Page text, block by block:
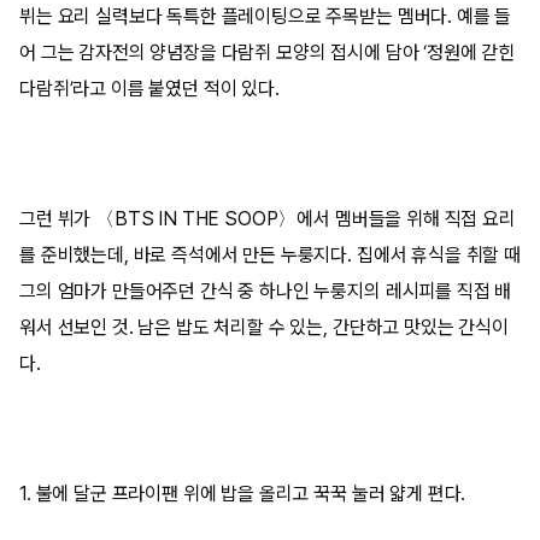
뷔는 요리 실력보다 독특한 플레이팅으로 주목받는 멤버다. 예를 들
어 그는 감자전의 양념장을 다람쥐 모양의 접시에 담아 ‘정원에 갇힌
다람쥐’라고 이름 붙였던 적이 있다.
그런 뷔가 〈BTS IN THE SOOP〉에서 멤버들을 위해 직접 요리
를 준비했는데, 바로 즉석에서 만든 누룽지다. 집에서 휴식을 취할 때
그의 엄마가 만들어주던 간식 중 하나인 누룽지의 레시피를 직접 배
워서 선보인 것. 남은 밥도 처리할 수 있는, 간단하고 맛있는 간식이
다.
1. 불에 달군 프라이팬 위에 밥을 올리고 꾹꾹 눌러 얇게 편다.